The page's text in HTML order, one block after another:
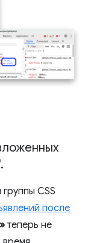
.
CSS
после
теперь не